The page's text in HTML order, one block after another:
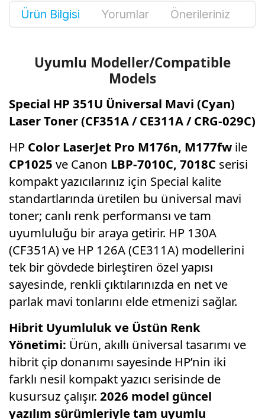
Ürün Bilgisi Yorumlar Önerileriniz
Uyumlu Modeller/Compatible
Models
Special HP 351U Üniversal Mavi (Cyan)
Laser Toner (CF351A / CE311A / CRG-029C)
HP Color LaserJet Pro M176n, M177fw ile
CP1025 ve Canon LBP-7010C, 7018C serisi
kompakt yazıcılarınız için Special kalite
standartlarında üretilen bu üniversal mavi
toner; canlı renk performansı ve tam
uyumluluğu bir araya getirir. HP 130A
(CF351A) ve HP 126A (CE311A) modellerini
tek bir gövdede birleştiren özel yapısı
sayesinde, renkli çıktılarınızda en net ve
parlak mavi tonlarını elde etmenizi sağlar.
Hibrit Uyumluluk ve Üstün Renk
Yönetimi: Ürün, akıllı üniversal tasarımı ve
hibrit çip donanımı sayesinde HP’nin iki
farklı nesil kompakt yazıcı serisinde de
kusursuz çalışır. 2026 model güncel
yazılım sürümleriyle tam uyumlu